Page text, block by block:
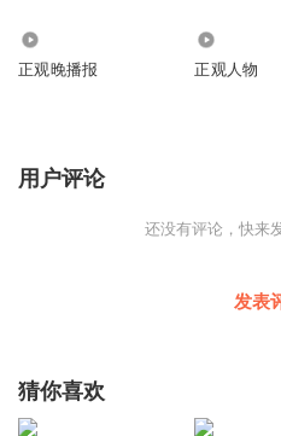
多大牌儿球星心有余悸，虽然
知道，加拿大队的进攻之于比
少，35岁的梅西和33岁的贝
究竟是绝美还是凄美，还有待
足够让人惊叹，“00”后肯定要
正观晚播报 正观人物
用户评论
还没有评论，快来
发表
猜你喜欢